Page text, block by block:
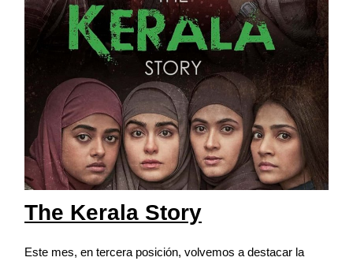
The Kerala Story
Este mes, en tercera posición, volvemos a destacar la